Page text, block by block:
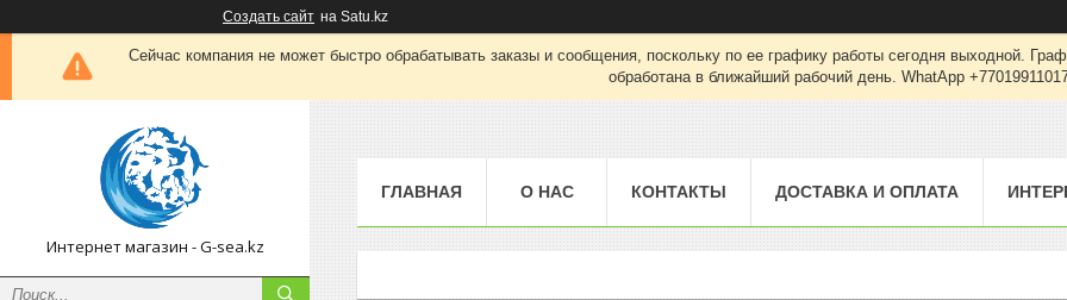
Создать сайт на Satu.kz
Сейчас компания не может быстро обрабатывать заказы и сообщения, поскольку по ее графику работы сегодня выходной.
обработана в ближайший рабочий день. WhatApp
Интернет магазин - G-sea.kz
ГЛАВНАЯ О НАС КОНТАКТЫ ДОСТАВКА И ОПЛАТА